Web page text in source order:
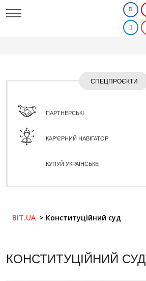
СПЕЦПРОЄКТИ
ПАРТНЕРСЬКІ
КАР'ЄРНИЙ НАВІГАТОР
КУПУЙ УКРАЇНСЬКЕ
BIT.UA Конституційний суд
КОНСТИТУЦІЙНИЙ СУД